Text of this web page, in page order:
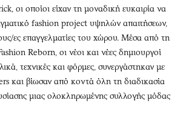
οι οποίοι είχαν τη μοναδική ευκαιρία να
fashion project υψηλών απαιτήσεων,
ες επαγγελματίες του χώρου. Μέσα από τη
Reborn, οι νέοι και νέες δημιουργοί
τεχνικές και φόρμες, συνεργάστηκαν με
και βίωσαν από κοντά όλη τη διαδικασία
μιας ολοκληρωμένης συλλογής μόδας